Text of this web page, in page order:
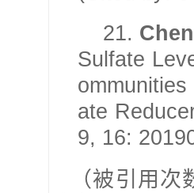
21.
Sulfate
ate
9, 16:
（被引用次